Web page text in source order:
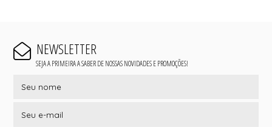
NEWSLETTER
SEJA A PRIMEIRA A SABER DE NOSSAS NOVIDADES E PROMOÇÕES!